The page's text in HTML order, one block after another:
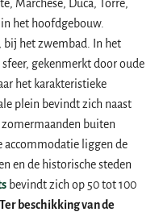
Marchese, Duca, Torre,
het hoofdgebouw.
bij het zwembad. In het
gekenmerkt door oude
het karakteristieke
plein bevindt zich naast
zomermaanden buiten
accommodatie liggen de
en de historische steden
bevindt zich op 50 tot 100
Ter beschikking van de